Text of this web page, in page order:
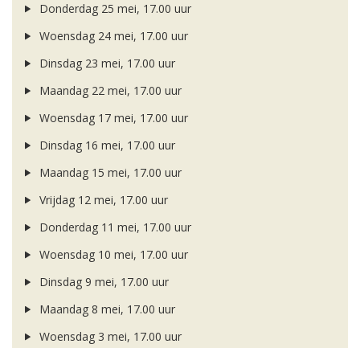
Donderdag 25 mei, 17.00 uur
Woensdag 24 mei, 17.00 uur
Dinsdag 23 mei, 17.00 uur
Maandag 22 mei, 17.00 uur
Woensdag 17 mei, 17.00 uur
Dinsdag 16 mei, 17.00 uur
Maandag 15 mei, 17.00 uur
Vrijdag 12 mei, 17.00 uur
Donderdag 11 mei, 17.00 uur
Woensdag 10 mei, 17.00 uur
Dinsdag 9 mei, 17.00 uur
Maandag 8 mei, 17.00 uur
Woensdag 3 mei, 17.00 uur